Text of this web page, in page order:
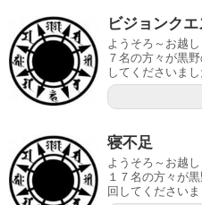
ビジョンクエ
ようそろ～お越
７名の方々が黒
してくださいま
寝不足
ようそろ～お越
１７名の方々が
回してください